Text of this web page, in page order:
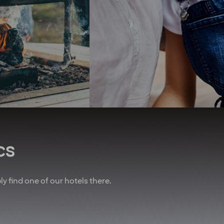
nights at our hotels
To remind you
important you are,
do our best to
an upgrade! And
that, we’ve also
with other
to give you sweet
air travel, charter
car rental and lots
for at least 20% of
working hours.
first zero-energy hotel in the
Nordics. We seek to use
organic produce and have
championed the elimination
of unsustainable palm oil.
We promote equal rights
above all and are proud
sponsors of Pride.
Regardless of your ethnicity,
gender, religious beliefs,
find one of our hotels there.